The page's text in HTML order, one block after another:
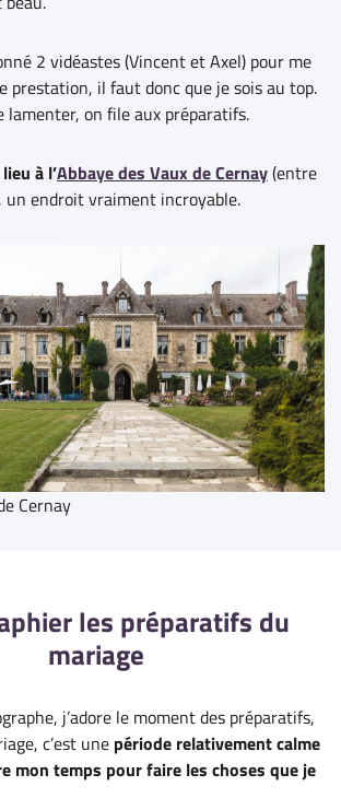
2 vidéastes (Vincent et Axel) pour me
prestation, il faut donc que je sois au top.
lamenter, on file aux préparatifs.
à l’Abbaye des Vaux de Cernay(entre
un endroit vraiment incroyable.
Cernay
les préparatifs du
mariage
j’adore le moment des préparatifs,
c’est une période relativement calme
mon temps pour faire les choses que je